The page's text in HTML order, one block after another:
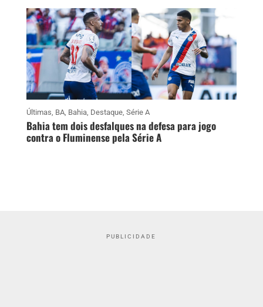
Últimas, BA, Bahia, Destaque, Série A
Bahia tem dois desfalques na defesa para jogo
contra o Fluminense pela Série A
PUBLICIDADE